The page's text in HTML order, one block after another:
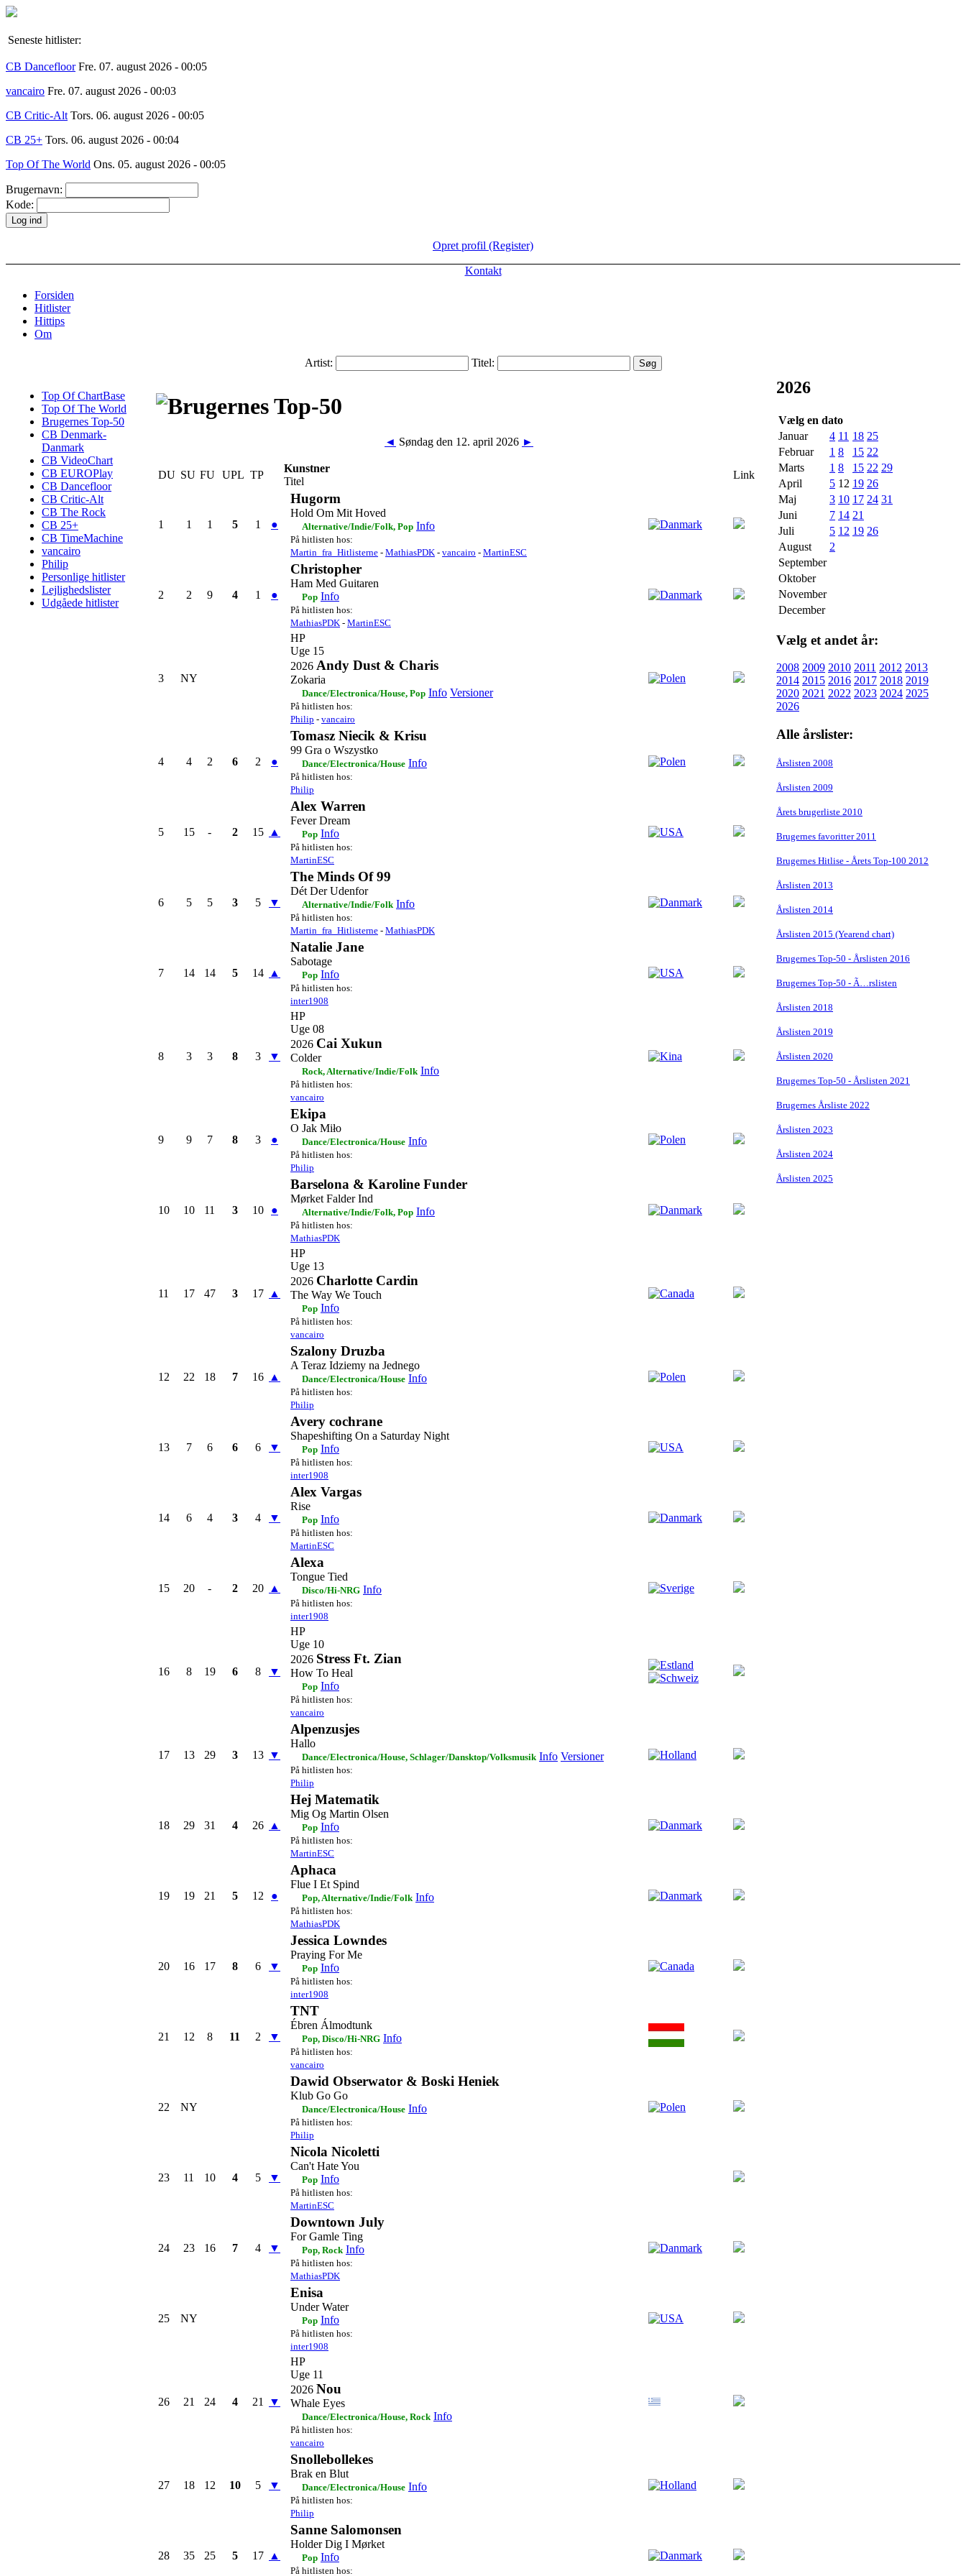
Seneste hitlister:
CB Dancefloor Fre. 07. august 2026 - 00:05
vancairo Fre. 07. august 2026 - 00:03
CB Critic-Alt Tors. 06. august 2026 - 00:05
CB 25+ Tors. 06. august 2026 - 00:04
Top Of The World Ons. 05. august 2026 - 00:05
Brugernavn:
Kode:
Opret profil (Register)
Kontakt
Forsiden
Hitlister
Hittips
Om
Artist: Titel:
Top Of ChartBase
Top Of The World
Brugernes Top-50
CB Denmark-
Danmark
CB VideoChart
CB EUROPlay
CB Dancefloor
CB Critic-Alt
CB The Rock
CB 25+
CB TimeMachine
vancairo
Philip
Personlige hitlister
Lejlighedslister
Udgåede hitlister
◄ Søndag den 12. april 2026 ►
DU SU FU UPL TP
Kunstner
Titel
Link
1 1 1 5 1 ●
Hugorm
Hold Om Mit Hoved
Alternative/Indie/Folk, Pop Info
På hitlisten hos:
Martin_fra_Hitlisterne - MathiasPDK - vancairo - MartinESC
2 2 9 4 1 ●
Christopher
Ham Med Guitaren
Pop Info
På hitlisten hos:
MathiasPDK - MartinESC
3 NY
HP
Uge 15
2026 Andy Dust & Charis
Zokaria
Dance/Electronica/House, Pop Info Versioner
På hitlisten hos:
Philip - vancairo
4 4 2 6 2 ●
Tomasz Niecik & Krisu
99 Gra o Wszystko
Dance/Electronica/House Info
På hitlisten hos:
Philip
5 15 - 2 15 ▲
Alex Warren
Fever Dream
Pop Info
På hitlisten hos:
MartinESC
6 5 5 3 5 ▼
The Minds Of 99
Dét Der Udenfor
Alternative/Indie/Folk Info
På hitlisten hos:
Martin_fra_Hitlisterne - MathiasPDK
7 14 14 5 14 ▲
Natalie Jane
Sabotage
Pop Info
På hitlisten hos:
inter1908
8 3 3 8 3 ▼
HP
Uge 08
2026 Cai Xukun
Colder
Rock, Alternative/Indie/Folk Info
På hitlisten hos:
vancairo
9 9 7 8 3 ●
Ekipa
O Jak Miło
Dance/Electronica/House Info
På hitlisten hos:
Philip
10 10 11 3 10 ●
Barselona & Karoline Funder
Mørket Falder Ind
Alternative/Indie/Folk, Pop Info
På hitlisten hos:
MathiasPDK
11 17 47 3 17 ▲
HP
Uge 13
2026 Charlotte Cardin
The Way We Touch
Pop Info
På hitlisten hos:
vancairo
12 22 18 7 16 ▲
Szalony Druzba
A Teraz Idziemy na Jednego
Dance/Electronica/House Info
På hitlisten hos:
Philip
13 7 6 6 6 ▼
Avery cochrane
Shapeshifting On a Saturday Night
Pop Info
På hitlisten hos:
inter1908
14 6 4 3 4 ▼
Alex Vargas
Rise
Pop Info
På hitlisten hos:
MartinESC
15 20 - 2 20 ▲
Alexa
Tongue Tied
Disco/Hi-NRG Info
På hitlisten hos:
inter1908
16 8 19 6 8 ▼
HP
Uge 10
2026 Stress Ft. Zian
How To Heal
Pop Info
På hitlisten hos:
vancairo
17 13 29 3 13 ▼
Alpenzusjes
Hallo
Dance/Electronica/House, Schlager/Dansktop/Volksmusik Info Versioner
På hitlisten hos:
Philip
18 29 31 4 26 ▲
Hej Matematik
Mig Og Martin Olsen
Pop Info
På hitlisten hos:
MartinESC
19 19 21 5 12 ●
Aphaca
Flue I Et Spind
Pop, Alternative/Indie/Folk Info
På hitlisten hos:
MathiasPDK
20 16 17 8 6 ▼
Jessica Lowndes
Praying For Me
Pop Info
På hitlisten hos:
inter1908
21 12 8 11 2 ▼
TNT
Ébren Álmodtunk
Pop, Disco/Hi-NRG Info
På hitlisten hos:
vancairo
22 NY
Dawid Obserwator & Boski Heniek
Klub Go Go
Dance/Electronica/House Info
På hitlisten hos:
Philip
23 11 10 4 5 ▼
Nicola Nicoletti
Can't Hate You
Pop Info
På hitlisten hos:
MartinESC
24 23 16 7 4 ▼
Downtown July
For Gamle Ting
Pop, Rock Info
På hitlisten hos:
MathiasPDK
25 NY
Enisa
Under Water
Pop Info
På hitlisten hos:
inter1908
26 21 24 4 21 ▼
HP
Uge 11
2026 Nou
Whale Eyes
Dance/Electronica/House, Rock Info
På hitlisten hos:
vancairo
27 18 12 10 5 ▼
Snollebollekes
Brak en Blut
Dance/Electronica/House Info
På hitlisten hos:
Philip
28 35 25 5 17 ▲
Sanne Salomonsen
Holder Dig I Mørket
Pop Info
På hitlisten hos:
2026
Vælg en dato
Januar
4 11 18 25
Februar
1 8 15 22
Marts
1 8 15 22 29
April
5 12 19 26
Maj
3 10 17 24 31
Juni
7 14 21
Juli
5 12 19 26
August
2
September
Oktober
November
December
Vælg et andet år:
2008 2009 2010 2011 2012 2013
2014 2015 2016 2017 2018 2019
2020 2021 2022 2023 2024 2025
2026
Alle årslister:
Årslisten 2008
Årslisten 2009
Årets brugerliste 2010
Brugernes favoritter 2011
Brugernes Hitlise - Årets Top-100 2012
Årslisten 2013
Årslisten 2014
Årslisten 2015 (Yearend chart)
Brugernes Top-50 - Årslisten 2016
Brugernes Top-50 - Ã…rslisten
Årslisten 2018
Årslisten 2019
Årslisten 2020
Brugernes Top-50 - Årslisten 2021
Brugernes Årsliste 2022
Årslisten 2023
Årslisten 2024
Årslisten 2025